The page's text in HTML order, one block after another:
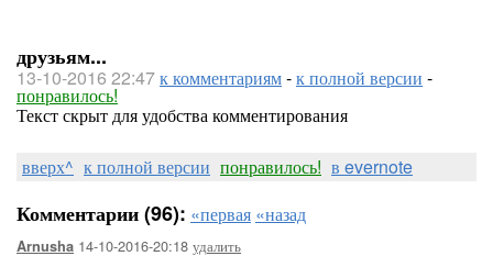
друзьям...
13-10-2016 22:47к комментариям-к полной версии -
понравилось!
Текст скрыт для удобства комментирования
вверх^ к полной версии понравилось! в evernote
Комментарии (96): «первая «назад
Arnusha 14-10-2016-20:18 удалить